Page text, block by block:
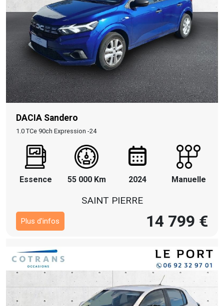
DACIA Sandero
1.0 TCe 90ch Expression -24
Essence 55 000 Km 2024 Manuelle
SAINT PIERRE
Plus d'infos 14 799 €